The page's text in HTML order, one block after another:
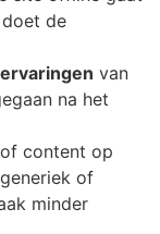
de
van
na het
content op
of
minder